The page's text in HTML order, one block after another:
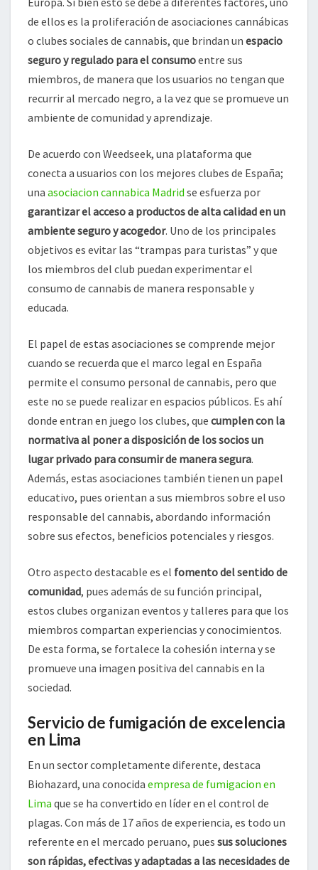
de ellos es la proliferación de asociaciones cannábicas
o clubes sociales de cannabis, que brindan un espacio
seguro y regulado para el consumoentre sus
miembros, de manera que los usuarios no tengan que
recurrir al mercado negro, a la vez que se promueve un
ambiente de comunidad y aprendizaje.
De acuerdo con Weedseek, una plataforma que
conecta a usuarios con los mejores clubes de España;
una asociacion cannabica Madrid se esfuerza por
garantizar el acceso a productos de alta calidad en un
ambiente seguro y acogedor. Uno de los principales
objetivos es evitar las “trampas para turistas” y que
los miembros del club puedan experimentar el
consumo de cannabis de manera responsable y
educada.
El papel de estas asociaciones se comprende mejor
cuando se recuerda que el marco legal en España
permite el consumo personal de cannabis, pero que
este no se puede realizar en espacios públicos. Es ahí
donde entran en juego los clubes, que cumplen con la
normativa al poner a disposición de los socios un
lugar privado para consumir de manera segura.
Además, estas asociaciones también tienen un papel
educativo, pues orientan a sus miembros sobre el uso
responsable del cannabis, abordando información
sobre sus efectos, beneficios potenciales y riesgos.
Otro aspecto destacable es el fomento del sentido de
comunidad, pues además de su función principal,
estos clubes organizan eventos y talleres para que los
miembros compartan experiencias y conocimientos.
De esta forma, se fortalece la cohesión interna y se
promueve una imagen positiva del cannabis en la
sociedad.
Servicio de fumigación de excelencia
en Lima
En un sector completamente diferente, destaca
Biohazard, una conocida empresa de fumigacion en
Lima que se ha convertido en líder en el control de
plagas. Con más de 17 años de experiencia, es todo un
referente en el mercado peruano, pues sus soluciones
son rápidas, efectivas y adaptadas a las necesidades de